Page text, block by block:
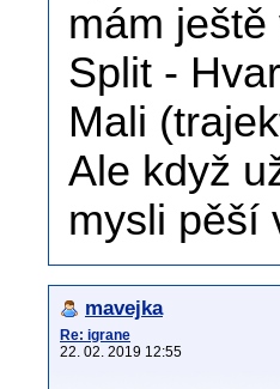
mám
Split -
Mali
Ale když
mysli pěší
mavejka
Re: igrane
22. 02. 2019 12:55